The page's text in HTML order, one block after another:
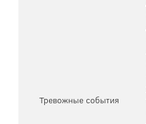
Тревожные события